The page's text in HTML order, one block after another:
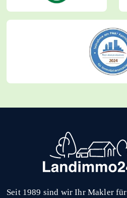
Seit 1989 sind wir Ihr Makler für